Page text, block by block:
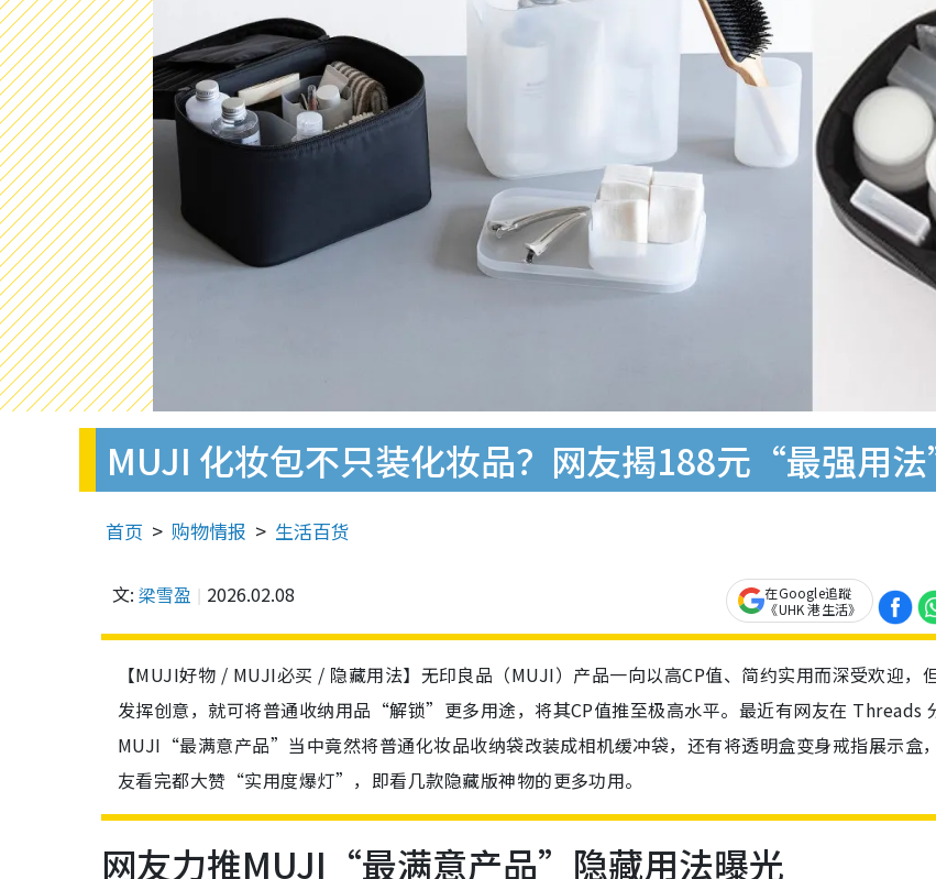
MUJI 化妆包不只装化妆品？网友揭188元“最强用
首页 购物情报 生活百货
文: 梁雪盈 2026.02.08
在Google追蹤
《UHK 港生活》
【MUJI好物 / MUJI必买 / 隐藏用法】无印良品（MUJI）产品一向以高CP值、简约实用而深受欢迎，
发挥创意，就可将普通收纳用品“解锁”更多用途，将其CP值推至极高水平。最近有网友在 Threads
MUJI“最满意产品”当中竟然将普通化妆品收纳袋改装成相机缓冲袋，还有将透明盒变身戒指展示盒
友看完都大赞“实用度爆灯”，即看几款隐藏版神物的更多功用。
网友力推MUJI“最满意产品”隐藏用法曝光